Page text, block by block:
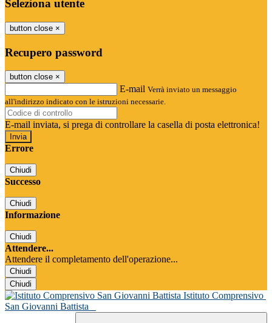
Seleziona utente
button close ×
Recupero password
button close ×
E-mail Verrà inviato un messaggio
all'indirizzo indicato con le istruzioni necessarie.
E-mail inviata, si prega di controllare la casella di posta elettronica!
Errore
Chiudi
Successo
Chiudi
Informazione
Chiudi
Attendere...
Attendere il completamento dell'operazione...
Chiudi
Chiudi
Istituto Comprensivo
San Giovanni Battista